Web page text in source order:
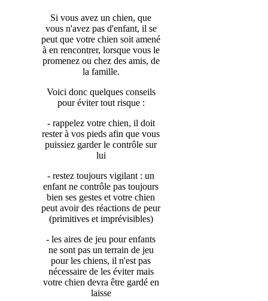
Si vous avez un chien, que
vous n'avez pas d'enfant, il se
peut que votre chien soit amené
à en rencontrer, lorsque vous le
promenez ou chez des amis, de
la famille.
Voici donc quelques conseils
pour éviter tout risque :
- rappelez votre chien, il doit
rester à vos pieds afin que vous
puissiez garder le contrôle sur
lui
- restez toujours vigilant : un
enfant ne contrôle pas toujours
bien ses gestes et votre chien
peut avoir des réactions de peur
(primitives et imprévisibles)
- les aires de jeu pour enfants
ne sont pas un terrain de jeu
pour les chiens, il n'est pas
nécessaire de les éviter mais
votre chien devra être gardé en
laisse